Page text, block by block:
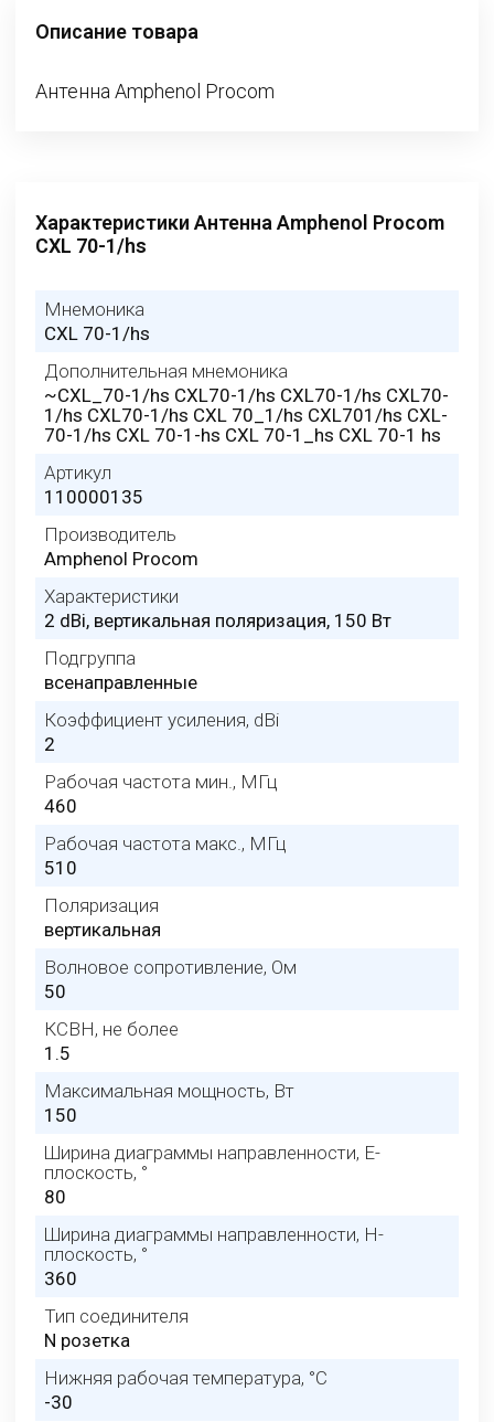
Описание товара
Антенна Amphenol Procom
Характеристики Антенна Amphenol Procom
CXL 70-1/hs
Мнемоника
CXL 70-1/hs
Дополнительная мнемоника
~CXL_70-1/hs CXL70-1/hs CXL70-1/hs CXL70-
1/hs CXL70-1/hs CXL 70_1/hs CXL701/hs CXL-
70-1/hs CXL 70-1-hs CXL 70-1_hs CXL 70-1 hs
Артикул
110000135
Производитель
Amphenol Procom
Характеристики
2 dBi, вертикальная поляризация, 150 Вт
Подгруппа
всенаправленные
Коэффициент усиления, dBi
2
Рабочая частота мин., МГц
460
Рабочая частота макс., МГц
510
Поляризация
вертикальная
Волновое сопротивление, Ом
50
КСВН, не более
1.5
Максимальная мощность, Вт
150
Ширина диаграммы направленности, E-
плоскость, °
80
Ширина диаграммы направленности, H-
плоскость, °
360
Тип соединителя
N розетка
Нижняя рабочая температура, °C
-30